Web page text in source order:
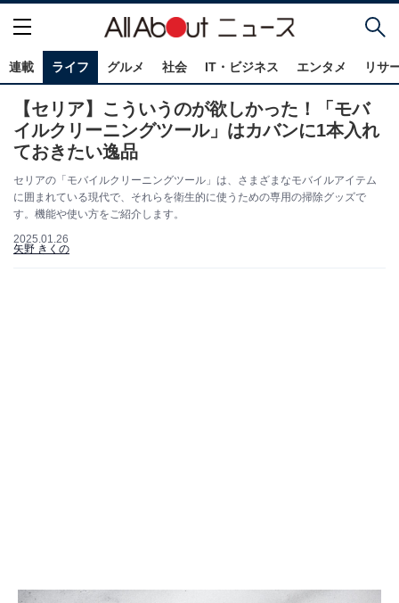
連載 ライフ グルメ 社会 IT・ビジネス エンタメ リサ
【セリア】こういうのが欲しかった！「モバ
イルクリーニングツール」はカバンに1本入れ
ておきたい逸品
セリアの「モバイルクリーニングツール」は、さまざまなモバイルアイテム
に囲まれている現代で、それらを衛生的に使うための専用の掃除グッズで
す。機能や使い方をご紹介します。
2025.01.26
矢野 きくの